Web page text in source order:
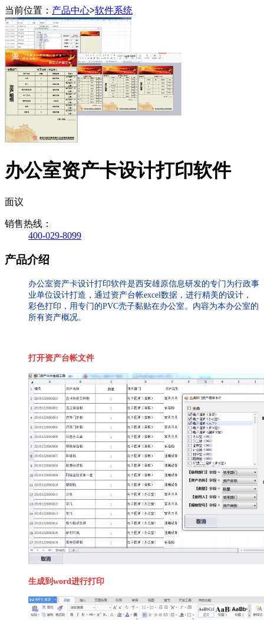
当前位置： 产品中心>软件系统
办公室资产卡设计打印软件
面议
销售热线：
400-029-8099
产品介绍
办公室资产卡设计打印软件是西安雄原信息研发的专门为行政事
业单位设计打造，通过资产台帐excel数据，进行精美的设计，
彩色打印，用专门的PVC壳子黏贴在办公室。内容为本办公室的
所有资产概况。
打开资产台帐文件
生成到word进行打印